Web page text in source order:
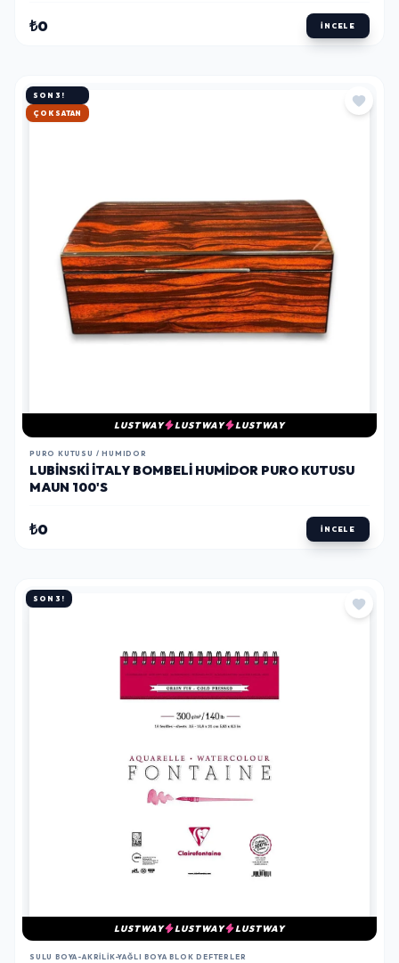
₺0 İNCELE
SON 3!
HIZLI KARGO
LUSTWAY LUSTWAY LUSTWAY
PURO KUTUSU / HUMIDOR
LUBINSKI İTALY BOMBELI HUMIDOR PURO KUTUSU
MAUN 100'S
₺0 İNCELE
SON 3!
LUSTWAY LUSTWAY LUSTWAY
SULU BOYA-AKRILIK-YAĞLI BOYA BLOK DEFTERLER